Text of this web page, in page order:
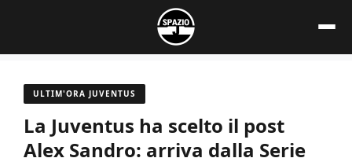
contenuto
ULTIM'ORA JUVENTUS
La Juventus ha scelto il post
Alex Sandro: arriva dalla Serie